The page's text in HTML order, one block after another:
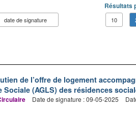
date de signature
Résultats
10
de l’offre de logement
(AGLS) des résidences
Date de signature : 09-05-2025